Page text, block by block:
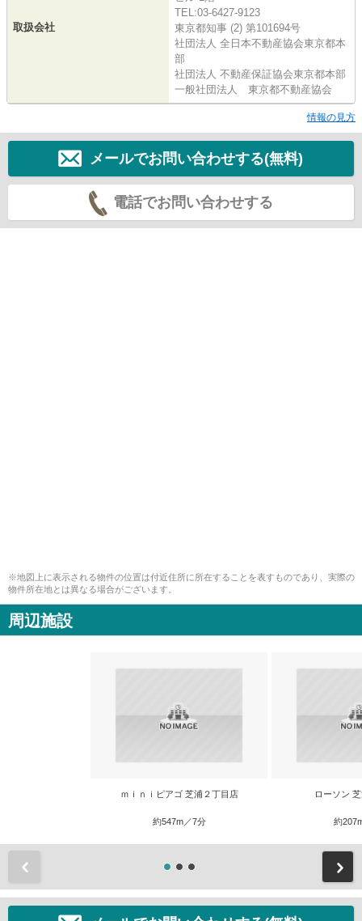
取扱会社
TEL:03-6427-9123
東京都知事 (2) 第101694号
社団法人 全日本不動産協会東京都本
部
社団法人 不動産保証協会東京都本部
一般社団法人 東京都不動産協会
情報の見方
メールでお問い合わせする(無料)
電話でお問い合わせする
※地図上に表示される物件の位置は付近住所に所在することを表すものであり、実際の
物件所在地とは異なる場合がございます。
周辺施設
ｍｉｎｉピアゴ 芝浦２丁目店
約547m／7分
ローソン
約